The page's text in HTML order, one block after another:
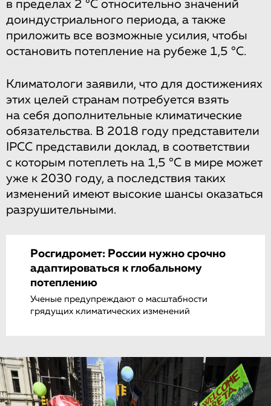
в пределах 2 °C относительно значений
доиндустриального периода, а также
приложить все возможные усилия, чтобы
остановить потепление на рубеже 1,5 °C.
Климатологи заявили, что для достижениях
этих целей странам потребуется взять
на себя дополнительные климатические
обязательства. В 2018 году представители
IPCC представили доклад, в соответствии
с которым потеплеть на 1,5 °C в мире может
уже к 2030 году, а последствия таких
изменений имеют высокие шансы оказаться
разрушительными.
Росгидромет: России нужно срочно
адаптироваться к глобальному
потеплению
Ученые предупреждают о масштабности
грядущих климатических изменений